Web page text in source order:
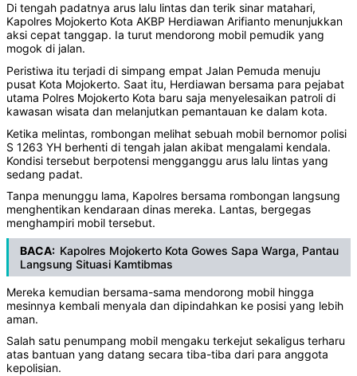
Di tengah padatnya arus lalu lintas dan terik sinar matahari,
Kapolres Mojokerto Kota AKBP Herdiawan Arifianto menunjukkan
aksi cepat tanggap. Ia turut mendorong mobil pemudik yang
mogok di jalan.
Peristiwa itu terjadi di simpang empat Jalan Pemuda menuju
pusat Kota Mojokerto. Saat itu, Herdiawan bersama para pejabat
utama Polres Mojokerto Kota baru saja menyelesaikan patroli di
kawasan wisata dan melanjutkan pemantauan ke dalam kota.
Ketika melintas, rombongan melihat sebuah mobil bernomor polisi
S 1263 YH berhenti di tengah jalan akibat mengalami kendala.
Kondisi tersebut berpotensi mengganggu arus lalu lintas yang
sedang padat.
Tanpa menunggu lama, Kapolres bersama rombongan langsung
menghentikan kendaraan dinas mereka. Lantas, bergegas
menghampiri mobil tersebut.
BACA: Kapolres Mojokerto Kota Gowes Sapa Warga, Pantau
Langsung Situasi Kamtibmas
Mereka kemudian bersama-sama mendorong mobil hingga
mesinnya kembali menyala dan dipindahkan ke posisi yang lebih
aman.
Salah satu penumpang mobil mengaku terkejut sekaligus terharu
atas bantuan yang datang secara tiba-tiba dari para anggota
kepolisian.